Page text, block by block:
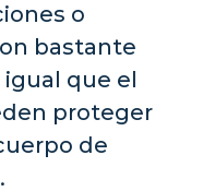
o
bastante
que el
proteger
de